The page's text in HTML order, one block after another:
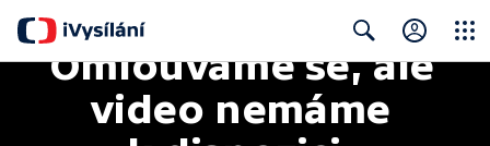
Search
Omlouváme se, ale
video nemáme